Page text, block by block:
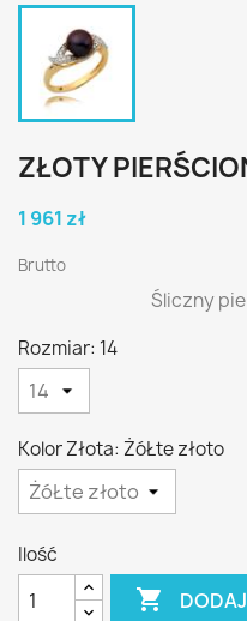
ZŁOTY
1 961 zł
Brutto
Śliczny
Rozmiar: 14
Kolor Złota: ŻóŁte złoto
Ilość
